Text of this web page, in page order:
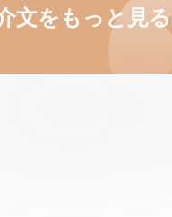
文をもっと見る